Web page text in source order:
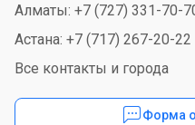
Алматы: +7 (727) 331-70-
Астана: +7 (717) 267-20-22
Все контакты и города
Форма